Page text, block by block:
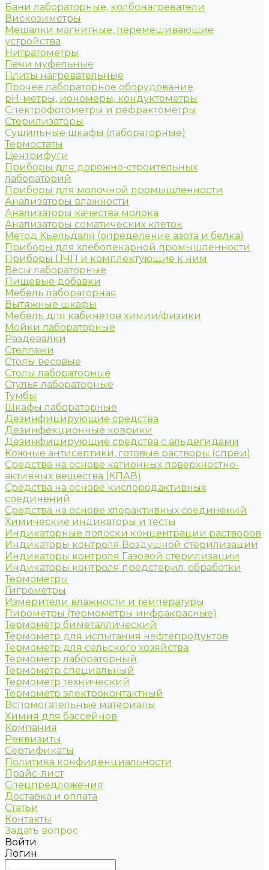
Бани лабораторные, колбонагреватели
Вискозиметры
Мешалки магнитные, перемешивающие
устройства
Нитратометры
Печи муфельные
Плиты нагревательные
Прочее лабораторное оборудование
рН-метры, иономеры, кондуктометры
Спектрофотометры и рефрактометры
Стерилизаторы
Сушильные шкафы (лабораторные)
Термостаты
Центрифуги
Приборы для дорожно-строительных
лабораторий
Приборы для молочной промышленности
Анализаторы влажности
Анализаторы качества молока
Анализаторы соматических клеток
Метод Кьельдаля (определение азота и белка)
Приборы для хлебопекарной промышленности
Приборы ПЧП и комплектующие к ним
Весы лабораторные
Пищевые добавки
Мебель лабораторная
Вытяжные шкафы
Мебель для кабинетов химии/физики
Мойки лабораторные
Раздевалки
Стеллажи
Столы весовые
Столы лабораторные
Стулья лабораторные
Тумбы
Шкафы лабораторные
Дезинфицирующие средства
Дезинфекционные коврики
Дезинфицирующие средства с альдегидами
Кожные антисептики, готовые растворы (спреи)
Средства на основе катионных поверхностно-
активных вещества (КПАВ)
Средства на основе кислородактивных
соединений
Средства на основе хлорактивных соединений
Химические индикаторы и тесты
Индикаторные полоски концентрации растворов
Индикаторы контроля Воздушной стерилизации
Индикаторы контроля Газовой стерилизации
Индикаторы контроля предстерил. обработки
Термометры
Гигрометры
Измерители влажности и температуры
Пирометры (термометры инфракрасные)
Термометр биметаллический
Термометр для испытания нефтепродуктов
Термометр для сельского хозяйства
Термометр лабораторный
Термометр специальный
Термометр технический
Термометр электроконтактный
Вспомогательные материалы
Химия для бассейнов
Компания
Реквизиты
Сертификаты
Политика конфиденциальности
Прайс-лист
Спецпредложения
Доставка и оплата
Статьи
Контакты
Задать вопрос
Войти
Логин